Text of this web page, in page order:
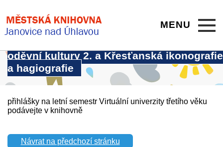
MENU
oděvní kultury 2. a Křesťanská ikonografie
a hagiografie
přihlášky na letní semestr Virtuální univerzity třetího věku
podávejte v knihovně
Návrat na předchozí stránku